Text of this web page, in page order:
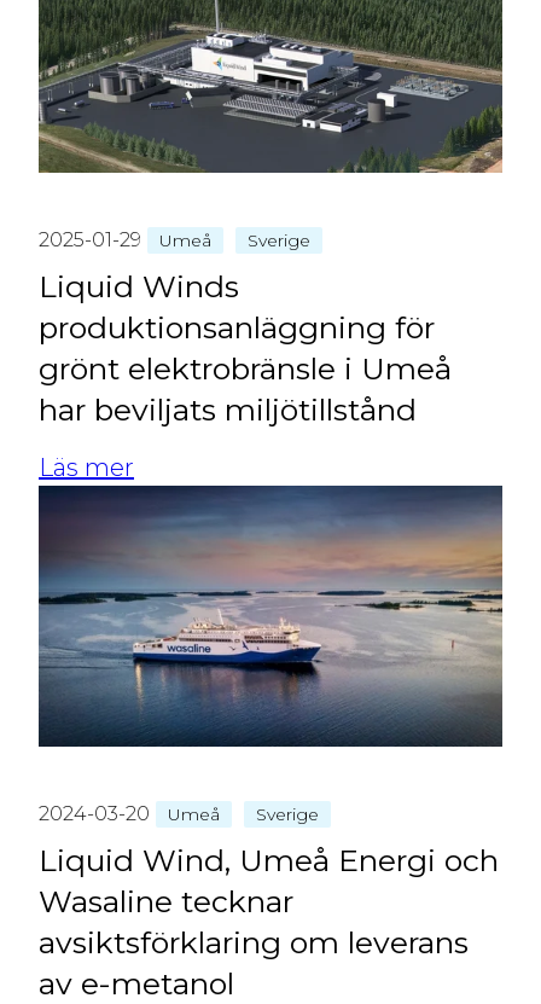
2025-01-29 Umeå Sverige
Liquid Winds
produktionsanläggning för
grönt elektrobränsle i Umeå
har beviljats miljötillstånd
Läs mer
2024-03-20 Umeå Sverige
Liquid Wind, Umeå Energi och
Wasaline tecknar
avsiktsförklaring om leverans
av e-metanol